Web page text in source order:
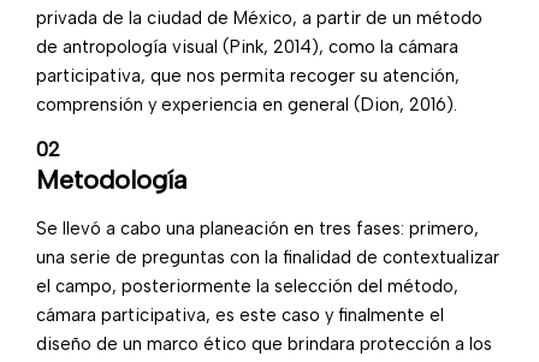
privada de la ciudad de México, a partir de un método
de antropología visual (Pink, 2014), como la cámara
participativa, que nos permita recoger su atención,
comprensión y experiencia en general (Dion, 2016).
02
Metodología
Se llevó a cabo una planeación en tres fases: primero,
una serie de preguntas con la finalidad de contextualizar
el campo, posteriormente la selección del método,
cámara participativa, es este caso y finalmente el
diseño de un marco ético que brindara protección a los